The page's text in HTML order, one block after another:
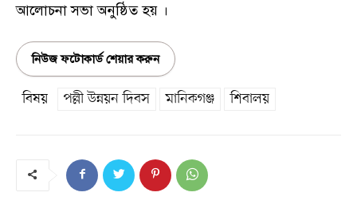
আলোচনা সভা অনুষ্ঠিত হয় ।
নিউজ ফটোকার্ড শেয়ার করুন
বিষয় পল্লী উন্নয়ন দিবস মানিকগঞ্জ শিবালয়